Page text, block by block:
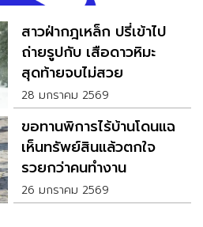
สาวฝ่ากฎเหล็ก ปรี่เข้าไป
ถ่ายรูปกับ เสือดาวหิมะ
สุดท้ายจบไม่สวย
28 มกราคม 2569
ขอทานพิการไร้บ้านโดนแฉ
เห็นทรัพย์สินแล้วตกใจ
รวยกว่าคนทำงาน
26 มกราคม 2569